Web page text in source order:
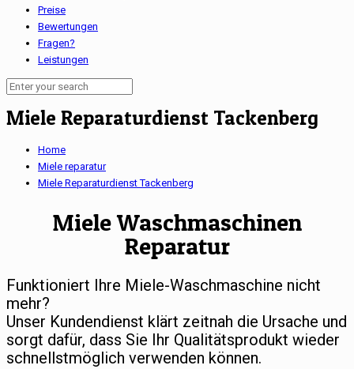
Preise
Bewertungen
Fragen?
Leistungen
Miele Reparaturdienst Tackenberg
Home
Miele reparatur
Miele Reparaturdienst Tackenberg
Miele Waschmaschinen
Reparatur
Funktioniert Ihre Miele-Waschmaschine nicht
mehr?
Unser Kundendienst klärt zeitnah die Ursache und
sorgt dafür, dass Sie Ihr Qualitätsprodukt wieder
schnellstmöglich verwenden können.